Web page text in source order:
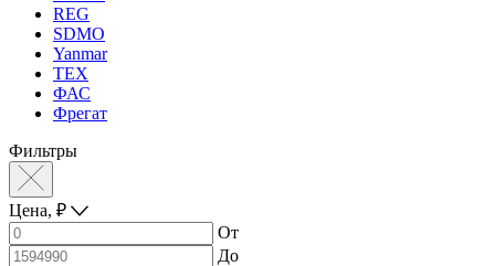
REG
SDMO
Yanmar
ТЕХ
ФАС
Фрегат
Фильтры
Цена, ₽
От
До